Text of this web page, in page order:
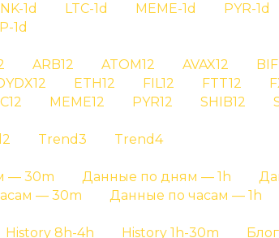
1d LTC-1d MEME-1d PYR-1d
1d
ARB12 ATOM12 AVAX12
ETH12 FIL12 FTT12
MEME12 PYR12 SHIB12
Trend3
Trend4
— 30m
Данные по дням — 1h
— 30m
Данные по часам — 1h
History 8h-4h History 1h-30m Блог
btc на графике результатов и на
Главная страница» История